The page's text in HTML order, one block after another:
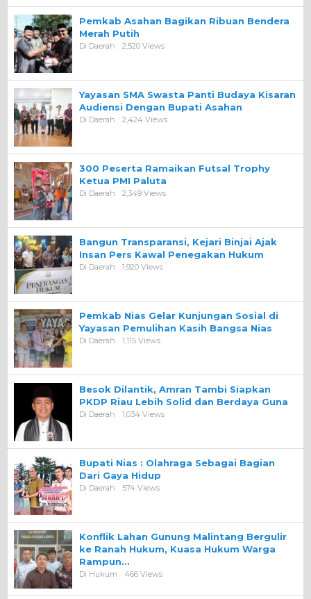
Pemkab Asahan Bagikan Ribuan Bendera
Merah Putih
Di Daerah 2,520 Views
Yayasan SMA Swasta Panti Budaya Kisaran
Audiensi Dengan Bupati Asahan
Di Daerah 2,424 Views
300 Peserta Ramaikan Futsal Trophy
Ketua PMI Paluta
Di Daerah 2,349 Views
Bangun Transparansi, Kejari Binjai Ajak
Insan Pers Kawal Penegakan Hukum
Di Daerah 1,920 Views
Pemkab Nias Gelar Kunjungan Sosial di
Yayasan Pemulihan Kasih Bangsa Nias
Di Daerah 1,115 Views
Besok Dilantik, Amran Tambi Siapkan
PKDP Riau Lebih Solid dan Berdaya Guna
Di Daerah 1,034 Views
Bupati Nias : Olahraga Sebagai Bagian
Dari Gaya Hidup
Di Daerah 574 Views
Konflik Lahan Gunung Malintang Bergulir
ke Ranah Hukum, Kuasa Hukum Warga
Rampun…
Di Hukum 466 Views